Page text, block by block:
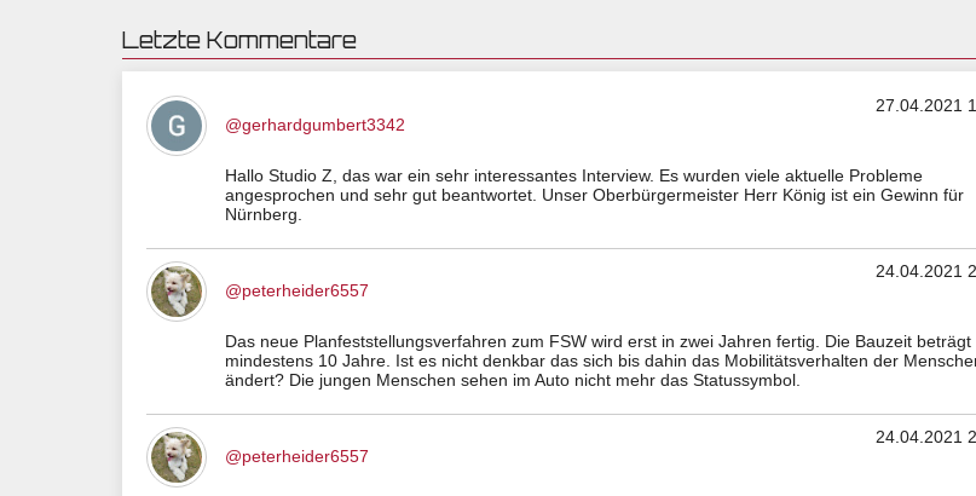
Letzte Kommentare
27.04.2021
@gerhardgumbert3342
Hallo Studio Z, das war ein sehr interessantes Interview. Es wurden viele aktuelle Probleme
angesprochen und sehr gut beantwortet. Unser Oberbürgermeister Herr König ist ein Gewinn für
Nürnberg.
24.04.2021
@peterheider6557
Das neue Planfeststellungsverfahren zum FSW wird erst in zwei Jahren fertig. Die Bauzeit beträgt
mindestens 10 Jahre. Ist es nicht denkbar das sich bis dahin das Mobilitätsverhalten der
ändert? Die jungen Menschen sehen im Auto nicht mehr das Statussymbol.
24.04.2021
@peterheider6557